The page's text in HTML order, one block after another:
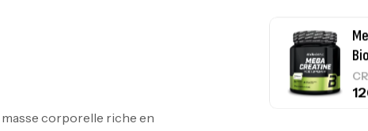
corporelle riche en